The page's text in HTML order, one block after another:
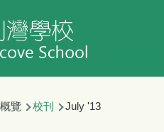
覽 校刊 July '13